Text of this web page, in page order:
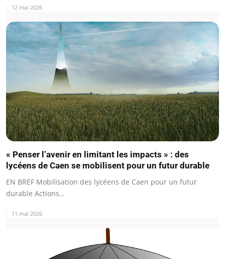
12 mai 2026
« Penser l’avenir en limitant les impacts » : des
lycéens de Caen se mobilisent pour un futur durable
EN BREF Mobilisation des lycéens de Caen pour un futur
durable Actions…
11 mai 2026